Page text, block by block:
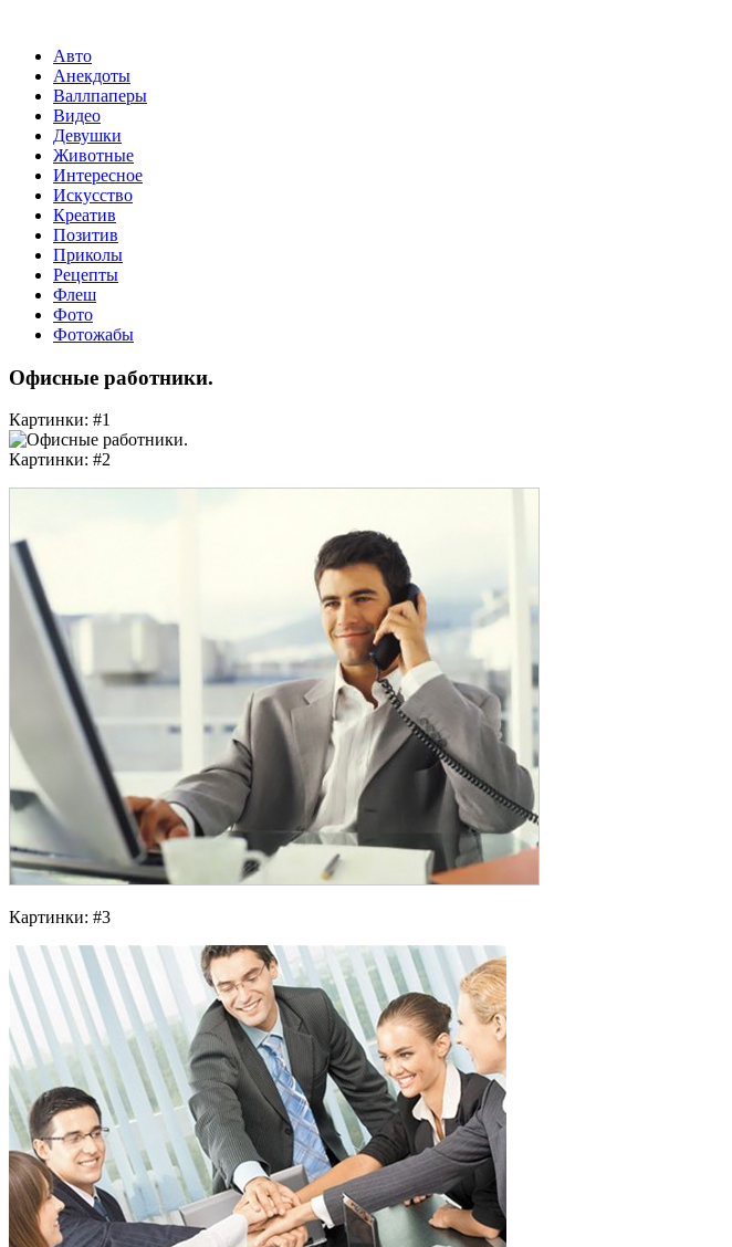
Авто
Анекдоты
Валлпаперы
Видео
Девушки
Животные
Интересное
Искусство
Креатив
Позитив
Приколы
Рецепты
Флеш
Фото
Фотожабы
Офисные работники.
Картинки: #1
Картинки: #2
Картинки: #3